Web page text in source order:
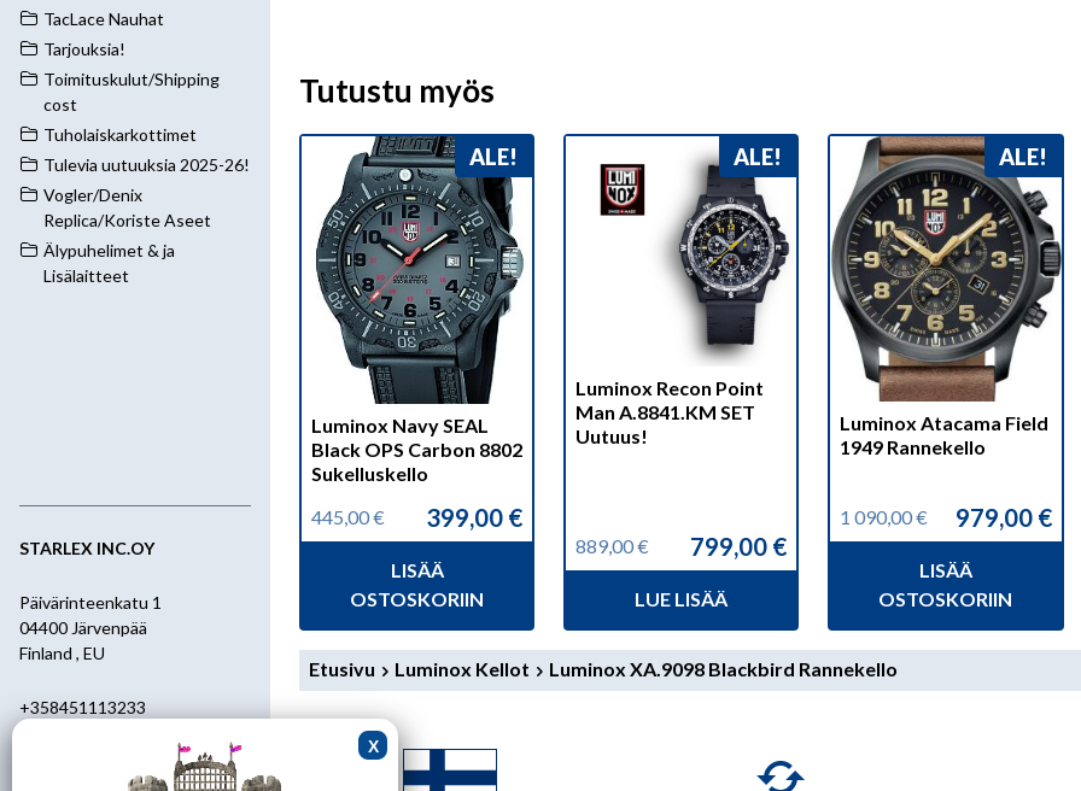
TacLace Nauhat
Tarjouksia!
Toimituskulut/Shipping
cost
Tuholaiskarkottimet
Tulevia uutuuksia 2025-26!
Vogler/Denix
Replica/Koriste Aseet
Älypuhelimet & ja
Lisälaitteet
STARLEX INC.OY
Päivärinteenkatu 1
04400 Järvenpää
Finland , EU
+358451113233
starlex@kolumbus.fi
Tutustu myös
ALE!
Luminox Navy SEAL
Black OPS Carbon 8802
Sukelluskello
445,00€
Alkuperäinen
445,00 €.
399,00 €
Nykyinen
399,00 €.
LISÄÄ
OSTOSKORIIN
ALE!
Luminox Recon Point
Man A.8841.KM SET
Uutuus!
889,00€
Alkuperäinen
889,00 €.
799,00 €
Nykyinen
799,00 €.
LUE LISÄÄ
ALE!
Luminox Atacama Field
1949 Rannekello
1 090,00€
Alkuperäinen
090,00 €.
979,00 €
Nykyinen
979,00 €.
LISÄÄ
OSTOSKORIIN
Etusivu Luminox Kellot Luminox XA.9098 Blackbird Rannekello